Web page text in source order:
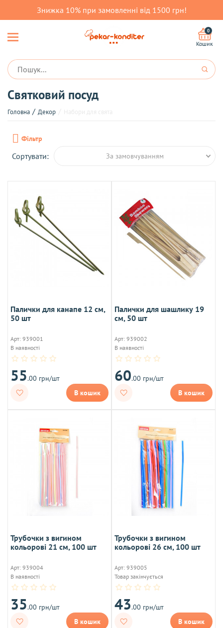
Знижка 10% при замовленні від 1500 грн!
0
Кошик
Святковий посуд
Головна Декор
Фільтр
Сортувати: За замовчуванням
Палички для канапе 12 см,
50 шт
Арт: 939001
В наявності
55.00 грн/шт
В кошик
Палички для шашлику 19
см, 50 шт
Арт: 939002
В наявності
60.00 грн/шт
В кошик
Трубочки з вигином
кольорові 21 см, 100 шт
Арт: 939004
В наявності
35.00 грн/шт
В кошик
Трубочки з вигином
кольорові 26 см, 100 шт
Арт: 939005
Товар закінчується
43.00 грн/шт
В кошик